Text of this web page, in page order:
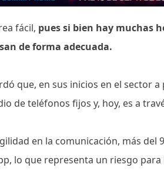
fácil, pues si bien hay muchas
de forma adecuada.
que, en sus inicios en el sector
de teléfonos fijos y, hoy, es a
en la comunicación, más del
lo que representa un riesgo